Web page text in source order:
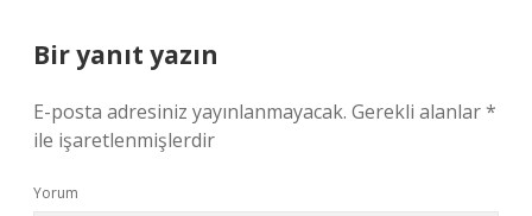
Bir yanıt yazın
E-posta adresiniz yayınlanmayacak. Gerekli alanlar*
ile işaretlenmişlerdir
Yorum